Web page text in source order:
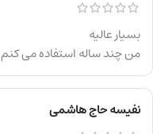
بسیار عالیه
من چند ساله استفاده می کنم
نفیسه حاج هاشمی